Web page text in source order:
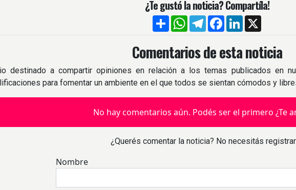
¿Te gustó la noticia? Compartíla!
CompartirWhatsApp
TelegramFacebook
LinkedIn
Comentarios de esta noticia
destinado a compartir opiniones en relación a los temas publicados en
para fomentar un ambiente en el que todos se sientan cómodos y
No hay comentarios aún. Podés ser el primero ¿Te
¿Querés comentar la noticia? No necesitás
Nombre